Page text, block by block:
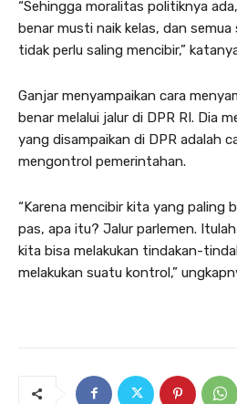
“Sehingga moralitas politiknya
benar musti naik kelas, dan
tidak perlu saling mencibir,”
Ganjar menyampaikan cara
benar melalui jalur di DPR RI. Dia
yang disampaikan di DPR adalah
mengontrol pemerintahan.
“Karena mencibir kita yang paling
pas, apa itu? Jalur parlemen.
kita bisa melakukan tindakan-
melakukan suatu kontrol,”